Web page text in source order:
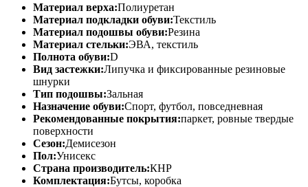
Материал верха:Полиуретан
Материал подкладки обуви:Текстиль
Материал подошвы обуви:Резина
Материал стельки:ЭВА, текстиль
Полнота обуви:D
Вид застежки:Липучка и фиксированные резиновые
шнурки
Тип подошвы:Зальная
Назначение обуви:Спорт, футбол, повседневная
Рекомендованные покрытия:паркет, ровные твердые
поверхности
Сезон:Демисезон
Пол:Унисекс
Страна производитель:КНР
Комплектация:Бутсы, коробка